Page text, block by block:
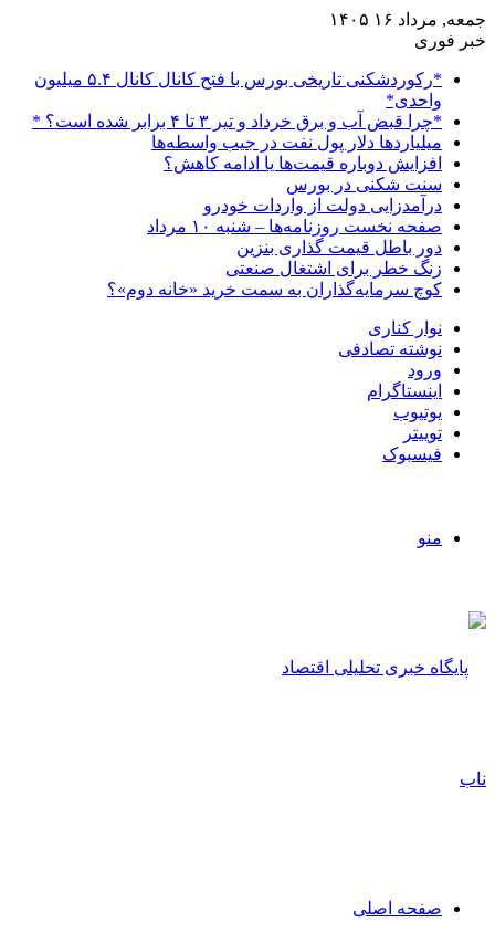
جمعه, مرداد ۱۶ ۱۴۰۵
خبر فوری
*رکوردشکنی تاریخی بورس با فتح کانال کانال ۵.۴ میلیون
واحدی*
*چرا قبض آب و برق خرداد و تیر ۳ تا ۴ برابر شده است؟ *
میلیاردها دلار پول نفت در جیب واسطه‌ها
افزایش دوباره قیمت‌ها یا ادامه کاهش؟
سنت شکنی در بورس
درآمدزایی دولت از واردات خودرو
صفحه نخست روزنامه‌ها – شنبه ۱۰ مرداد
دور باطل قیمت گذاری بنزین
زنگ خطر برای اشتغال صنعتی
کوچ سرمایه‌گذاران به سمت خرید «خانه دوم»؟
نوار کناری
نوشته تصادفی
ورود
اینستاگرام
یوتیوب
توییتر
فیسبوک
منو
صفحه اصلی